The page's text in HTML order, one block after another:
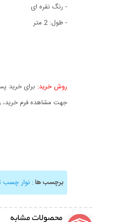
- رنگ نقره ای
- طول: 2 متر
روش خرید: برای خرید
جهت مشاهده فرم خرید،
برچسب ها: نوار چسب
محصولات مشابه